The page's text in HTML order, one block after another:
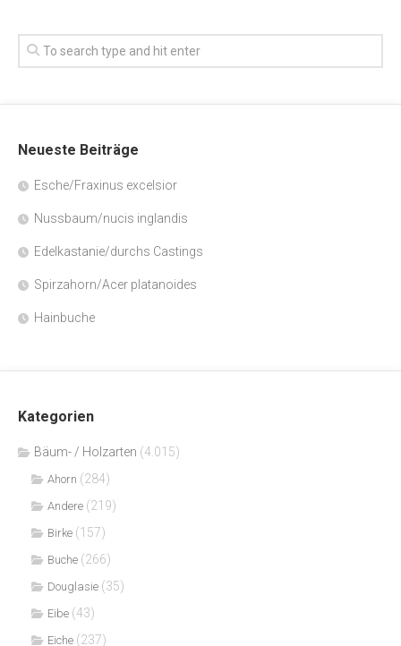
Neueste Beiträge
Esche/Fraxinus excelsior
Nussbaum/nucis inglandis
Edelkastanie/durchs Castings
Spirzahorn/Acer platanoides
Hainbuche
Kategorien
Bäum- / Holzarten (4.015)
Ahorn (284)
Andere (219)
Birke (157)
Buche (266)
Douglasie (35)
Eibe (43)
Eiche (237)